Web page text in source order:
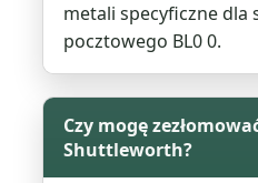
metali specyficzne dla
pocztowego BL0 0.
Czy mogę
Shuttleworth?